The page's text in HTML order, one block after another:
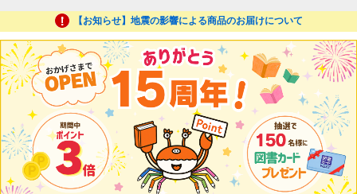
【お知らせ】地震の影響による商品のお届けについて